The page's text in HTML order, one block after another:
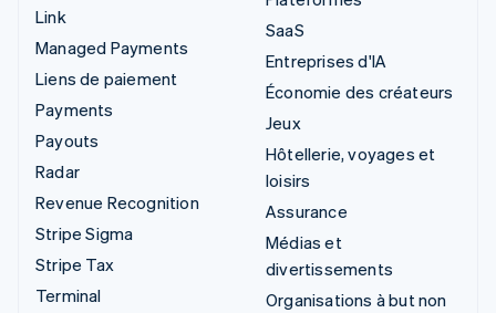
Link
Managed Payments
Liens de paiement
Payments
Payouts
Radar
Revenue Recognition
Stripe Sigma
Stripe Tax
Terminal
SaaS
Entreprises d'IA
Économie des créateurs
Jeux
Hôtellerie, voyages et
loisirs
Assurance
Médias et
divertissements
Organisations à but non